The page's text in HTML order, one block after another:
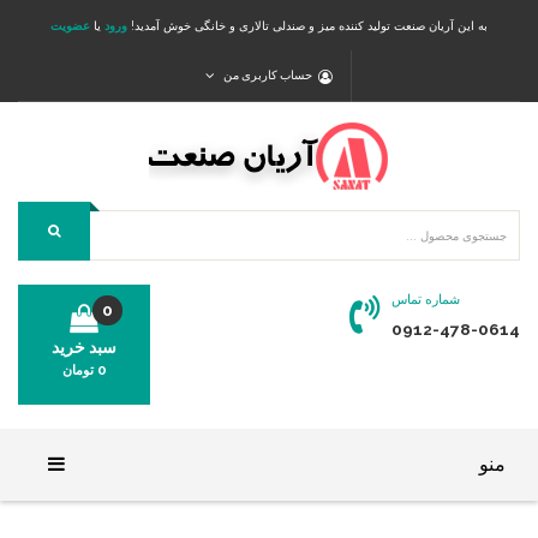
به این آریان صنعت تولید کننده میز و صندلی تالاری و خانگی خوش آمدید! ورود یا عضویت
حساب کاربری من
شماره تماس
0912-478-0614
سبد خرید
0
0 تومان
منو